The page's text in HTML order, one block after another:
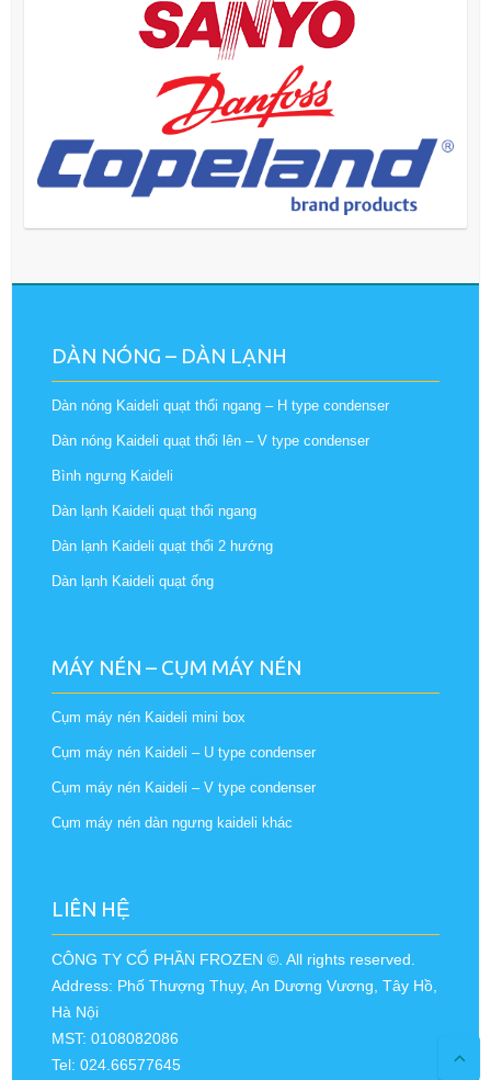
DÀN NÓNG – DÀN LẠNH
Dàn nóng Kaideli quạt thổi ngang – H type condenser
Dàn nóng Kaideli quạt thổi lên – V type condenser
Bình ngưng Kaideli
Dàn lạnh Kaideli quạt thổi ngang
Dàn lạnh Kaideli quạt thổi 2 hướng
Dàn lạnh Kaideli quạt ống
MÁY NÉN – CỤM MÁY NÉN
Cụm máy nén Kaideli mini box
Cụm máy nén Kaideli – U type condenser
Cụm máy nén Kaideli – V type condenser
Cụm máy nén dàn ngưng kaideli khác
LIÊN HỆ
CÔNG TY CỔ PHẦN FROZEN ©. All rights reserved.
Address: Phố Thượng Thụy, An Dương Vương, Tây Hồ,
Hà Nội
MST: 0108082086
Tel: 024.66577645